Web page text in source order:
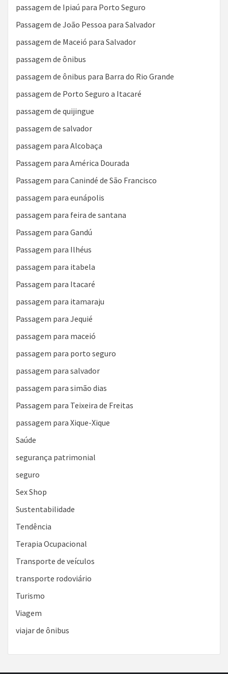
passagem de Ipiaú para Porto Seguro
Passagem de João Pessoa para Salvador
passagem de Maceió para Salvador
passagem de ônibus
passagem de ônibus para Barra do Rio Grande
passagem de Porto Seguro a Itacaré
passagem de quijingue
passagem de salvador
passagem para Alcobaça
Passagem para América Dourada
Passagem para Canindé de São Francisco
passagem para eunápolis
passagem para feira de santana
Passagem para Gandú
Passagem para Ilhéus
passagem para itabela
Passagem para Itacaré
passagem para itamaraju
Passagem para Jequié
passagem para maceió
passagem para porto seguro
passagem para salvador
passagem para simão dias
Passagem para Teixeira de Freitas
passagem para Xique-Xique
Saúde
segurança patrimonial
seguro
Sex Shop
Sustentabilidade
Tendência
Terapia Ocupacional
Transporte de veículos
transporte rodoviário
Turismo
Viagem
viajar de ônibus